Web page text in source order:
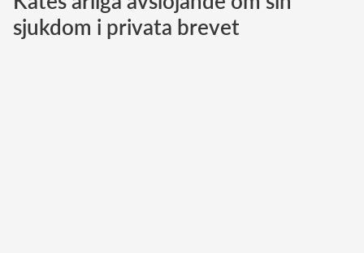
Norska kungahuset
sjukdom i privata brevet